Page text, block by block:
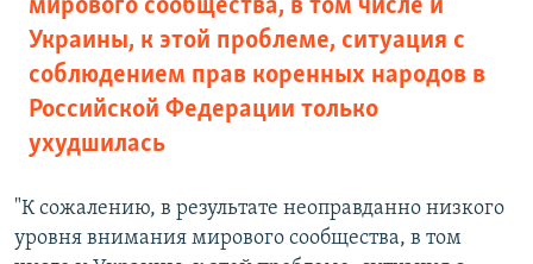
мирового сообщества, в том числе и
Украины, к этой проблеме, ситуация с
соблюдением прав коренных народов в
Российской Федерации только
ухудшилась
"К сожалению, в результате неоправданно низкого
уровня внимания мирового сообщества, в том